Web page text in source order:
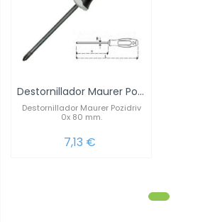
Destornillador Maurer Pozidriv 0x 80 mm.
Destornillador Maurer Pozidriv
0x 80 mm.
7,13 €